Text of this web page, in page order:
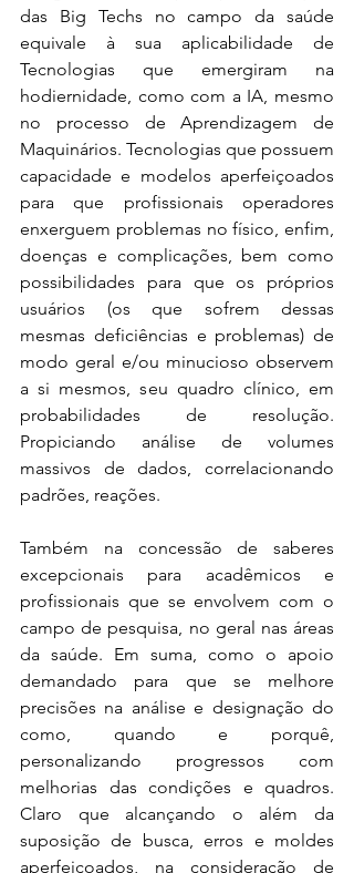
das Big Techs no campo da saúde
equivale à sua aplicabilidade de
Tecnologias que emergiram na
hodiernidade, como com a IA, mesmo
no processo de Aprendizagem de
Maquinários. Tecnologias que possuem
capacidade e modelos aperfeiçoados
para que profissionais operadores
enxerguem problemas no físico, enfim,
doenças e complicações, bem como
possibilidades para que os próprios
usuários (os que sofrem dessas
mesmas deficiências e problemas) de
modo geral e/ou minucioso observem
a si mesmos, seu quadro clínico, em
probabilidades de resolução.
Propiciando análise de volumes
massivos de dados, correlacionando
padrões, reações.
Também na concessão de saberes
excepcionais para acadêmicos e
profissionais que se envolvem com o
campo de pesquisa, no geral nas áreas
da saúde. Em suma, como o apoio
demandado para que se melhore
precisões na análise e designação do
como, quando e porquê,
personalizando progressos com
melhorias das condições e quadros.
Claro que alcançando o além da
suposição de busca, erros e moldes
aperfeiçoados, na consideração de